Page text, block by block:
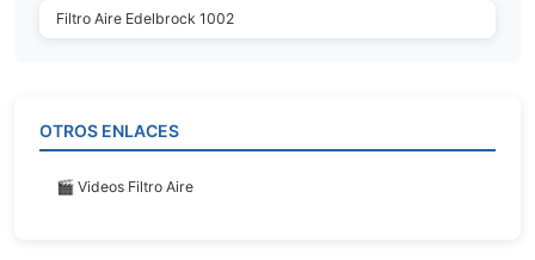
Filtro Aire Edelbrock 1002
OTROS ENLACES
🎬 Videos Filtro Aire